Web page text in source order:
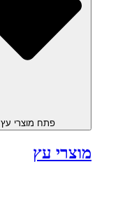
פתח מוצרי עץ
מוצרי עץ